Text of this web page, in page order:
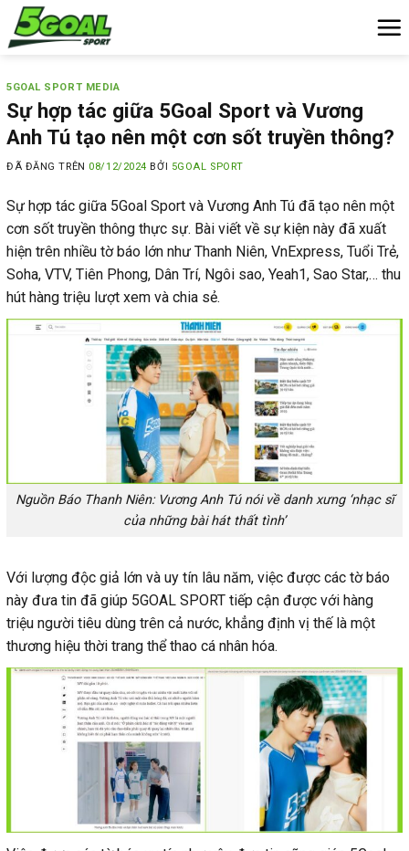
Chuyển
đến
dung
5GOAL SPORT MEDIA
Sự hợp tác giữa 5Goal Sport và Vương
Anh Tú tạo nên một cơn sốt truyền thông?
ĐÃ ĐĂNG TRÊN 08/12/2024 BỞI 5GOAL SPORT
Sự hợp tác giữa 5Goal Sport và Vương Anh Tú đã tạo nên một
cơn sốt truyền thông thực sự. Bài viết về sự kiện này đã xuất
hiện trên nhiều tờ báo lớn như Thanh Niên, VnExpress, Tuổi Trẻ,
Soha, VTV, Tiên Phong, Dân Trí, Ngôi sao, Yeah1, Sao Star,… thu
hút hàng triệu lượt xem và chia sẻ.
Nguồn Báo Thanh Niên: Vương Anh Tú nói về danh xưng ‘nhạc sĩ
của những bài hát thất tình’
Với lượng độc giả lớn và uy tín lâu năm, việc được các tờ báo
này đưa tin đã giúp 5GOAL SPORT tiếp cận được với hàng
triệu người tiêu dùng trên cả nước, khẳng định vị thế là một
thương hiệu thời trang thể thao cá nhân hóa.